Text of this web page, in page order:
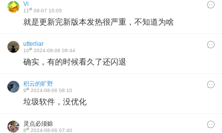
Vi
11# 08-07 10:05
就是更新完新版本发热很严重，不知道为啥
utterliar
10# 2024-08-06 09:44
确实，有的时候看久了还闪退
积云的旷野
9# 2024-08-06 08:10
垃圾软件，没优化
灵点必须赊
8# 2024-08-06 07:40